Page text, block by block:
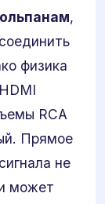
,
физика
RCA
Прямое
не
может